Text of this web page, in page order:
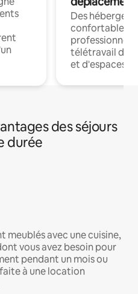
Des
confortables
professionnels
télétravail
et d'espaces
des séjours
durée
meublés avec une cuisine,
vous avez besoin pour
pendant un mois ou
à une location